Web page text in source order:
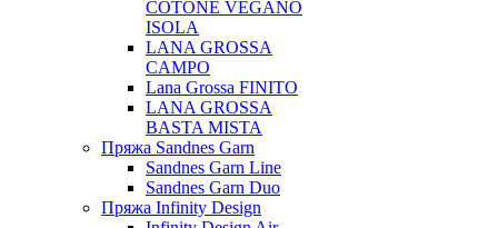
COTONE VEGANO
ISOLA
LANA GROSSA
CAMPO
Lana Grossa FINITO
LANA GROSSA
BASTA MISTA
Пряжа Sandnes Garn
Sandnes Garn Line
Sandnes Garn Duo
Пряжа Infinity Design